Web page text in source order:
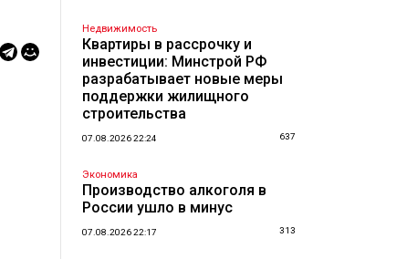
Недвижимость
Квартиры в рассрочку и
инвестиции: Минстрой РФ
разрабатывает новые меры
поддержки жилищного
строительства
07.08.2026 22:24 637
Экономика
Производство алкоголя в
России ушло в минус
07.08.2026 22:17 313